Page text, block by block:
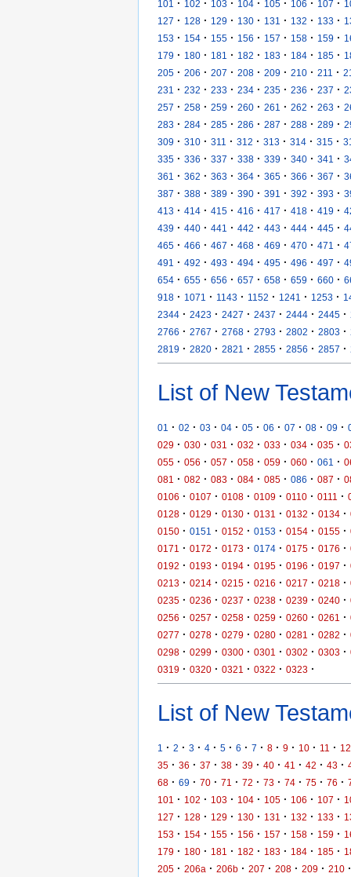
101 · 102 · 103 · 104 · 105 · 106 · 107 ·
127 · 128 · 129 · 130 · 131 · 132 · 133 ·
153 · 154 · 155 · 156 · 157 · 158 · 159 ·
179 · 180 · 181 · 182 · 183 · 184 · 185 ·
205 · 206 · 207 · 208 · 209 · 210 · 211 ·
231
· 232 · 233 · 234 · 235 · 236 · 237 ·
257 · 258 · 259 · 260 · 261 · 262 · 263 ·
283 · 284 · 285 · 286 · 287 · 288 · 289 ·
309 · 310 · 311 · 312 · 313 · 314 · 315 ·
335 · 336 · 337 · 338 · 339 · 340 · 341 ·
361
· 362 · 363 · 364 · 365 · 366 · 367 ·
387 · 388 · 389 · 390 · 391 · 392 · 393 ·
413 · 414 · 415 · 416 · 417 · 418 · 419 ·
439 · 440 · 441 · 442 · 443 · 444 · 445 ·
465 · 466 · 467 · 468 · 469 · 470 · 471 ·
491
· 492 · 493 · 494 · 495 · 496 · 497 ·
654 · 655 · 656 · 657 · 658 · 659 · 660 ·
918 · 1071 · 1143 · 1152 · 1241 · 1253 ·
2344 · 2423 · 2427 · 2437 · 2444 · 2445 ·
2766 · 2767 · 2768 · 2793 · 2802 · 2803 ·
2819 · 2820 · 2821 · 2855 · 2856 · 2857 ·
List of New
01 · 02 · 03 · 04 · 05 · 06 · 07 · 08 · 09 ·
029 · 030 · 031 · 032 · 033 · 034 · 035 ·
055 · 056 · 057 · 058 · 059 · 060 · 061 ·
081
· 082 · 083 · 084 · 085 · 086 · 087 ·
0106 · 0107 · 0108 · 0109 · 0110 · 0111 ·
0128 · 0129 · 0130 · 0131 · 0132 · 0134 ·
0150 · 0151 · 0152 · 0153 · 0154 · 0155 ·
0171
· 0172 · 0173 · 0174 · 0175 · 0176 ·
0192 · 0193 · 0194 · 0195 · 0196 · 0197 ·
0213 · 0214 · 0215 · 0216 · 0217 · 0218 ·
0235 · 0236 · 0237 · 0238 · 0239 · 0240 ·
0256 · 0257 · 0258 · 0259 · 0260 · 0261 ·
0277 · 0278 · 0279 · 0280 · 0281 · 0282 ·
0298 · 0299 · 0300 · 0301 · 0302 · 0303 ·
0319 · 0320 · 0321 · 0322 · 0323 ·
List of New
1 · 2 · 3 · 4 · 5 · 6 · 7 · 8 · 9 · 10 · 11 · 12
35 · 36 · 37 · 38 · 39 · 40 · 41 · 42 · 43 ·
68 · 69 · 70 · 71 · 72 · 73 · 74 · 75 · 76 ·
101
· 102 · 103 · 104 · 105 · 106 · 107 ·
127 · 128 · 129 · 130 · 131 · 132 · 133 ·
153 · 154 · 155 · 156 · 157 · 158 · 159 ·
179 · 180 · 181 · 182 · 183 · 184 · 185 ·
205 · 206a · 206b · 207 · 208 · 209 · 210 ·